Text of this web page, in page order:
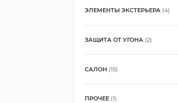
ЭЛЕМЕНТЫ ЭКСТЕРЬЕРА (4)
ЗАЩИТА ОТ УГОНА (2)
САЛОН (15)
ПРОЧЕЕ (1)